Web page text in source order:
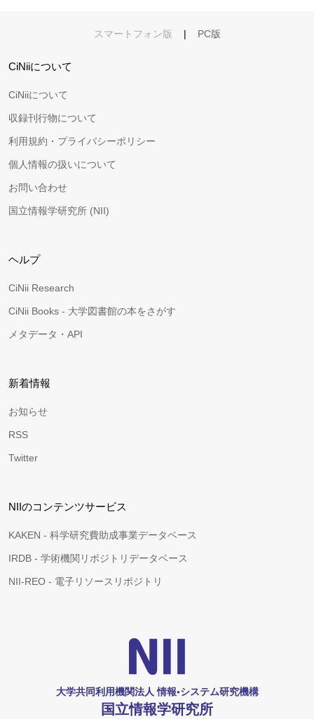
スマートフォン版 | PC版
CiNiiについて
CiNiiについて
収録刊行物について
利用規約・プライバシーポリシー
個人情報の扱いについて
お問い合わせ
国立情報学研究所 (NII)
ヘルプ
CiNii Research
CiNii Books - 大学図書館の本をさがす
メタデータ・API
新着情報
お知らせ
RSS
Twitter
NIIのコンテンツサービス
KAKEN - 科学研究費助成事業データベース
IRDB - 学術機関リポジトリデータベース
NII-REO - 電子リソースリポジトリ
大学共同利用機関法人 情報•システム研究機構
国立情報学研究所